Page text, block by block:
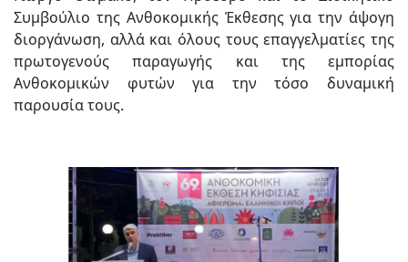
Συμβούλιο της Ανθοκομικής Έκθεσης για την άψογη
διοργάνωση, αλλά και όλους τους επαγγελματίες της
πρωτογενούς παραγωγής και της εμπορίας
Ανθοκομικών φυτών για την τόσο δυναμική
παρουσία τους.